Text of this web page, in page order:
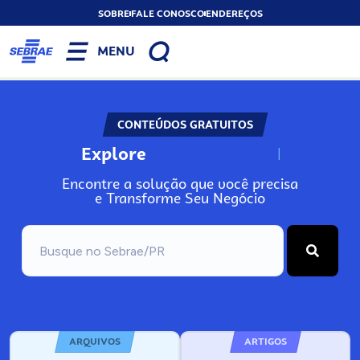
SOBREFALE CONOSCOENDEREÇOS
MENU
CONTEÚDOS GRATUITOS
Explore N
Encontre a solução que você precisa
e Transforme Seu Negócio
ARQUIVOS ARTIGOS